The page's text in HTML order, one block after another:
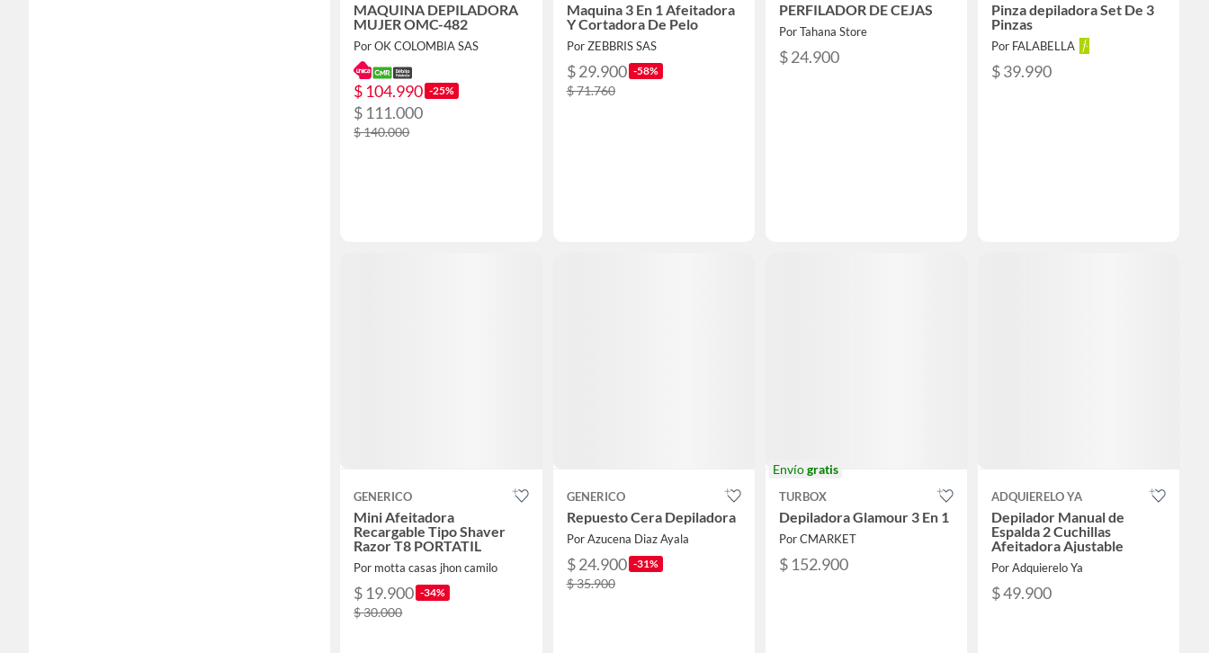
MAQUINA DEPILADORA
MUJER OMC-482
Por OK COLOMBIA SAS
$ 104.990 -25%
$ 111.000
$ 140.000
Maquina 3 En 1 Afeitadora
Y Cortadora De Pelo
Por ZEBBRIS SAS
$ 29.900 -58%
$ 71.760
PERFILADOR DE CEJAS
Por Tahana Store
$ 24.900
Pinza depiladora Set De 3
Pinzas
Por FALABELLA
$ 39.990
GENERICO
Mini Afeitadora
Recargable Tipo Shaver
Razor T8 PORTATIL
Por motta casas jhon camilo
$ 19.900 -34%
$ 30.000
GENERICO
Repuesto Cera Depiladora
Por Azucena Diaz Ayala
$ 24.900 -31%
$ 35.900
Envíogratis
TURBOX
Depiladora Glamour 3 En 1
Por CMARKET
$ 152.900
ADQUIERELO YA
Depilador Manual de
Espalda 2 Cuchillas
Afeitadora Ajustable
Por Adquierelo Ya
$ 49.900